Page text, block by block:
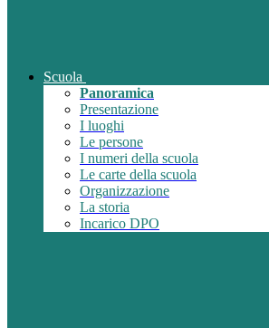
Scuola
Panoramica
Presentazione
I luoghi
Le persone
I numeri della scuola
Le carte della scuola
Organizzazione
La storia
Incarico DPO